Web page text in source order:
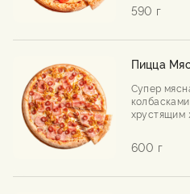
590 г
Пицца
Супер
хрустящим
600 г